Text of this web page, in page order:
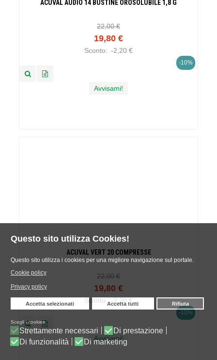
Questo sito utilizza Cookies!
Questo sito utilizza i cookies per una migliore navigazione sul portale.
Cookie policy
Privacy policy
Accetta selezionati Accetta tutti Rifiuta
Scegli i cookies
Strettamente necessari
Di prestazione
Di funzionalità
Di marketing
ACUVAL AUDIO 14 BUSTINE OROSOLUBILE 1,8 G
22,00 €
19,80 €
Sconto: -2,20 €
-10%
Avvisami!
ACUVAL VERT 20 COMPRESSE
22,00 €
19,80 €
Sconto: -2,20 €
-10%
Avvisami!